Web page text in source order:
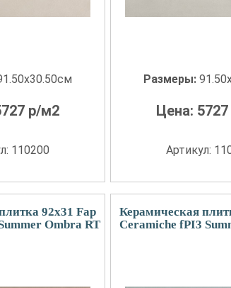
р/м2
110200
Размеры:
Цена: 5727
Артикул:
92x31 Fap
Ombra RT
Керамическая
Ceramiche fPI3